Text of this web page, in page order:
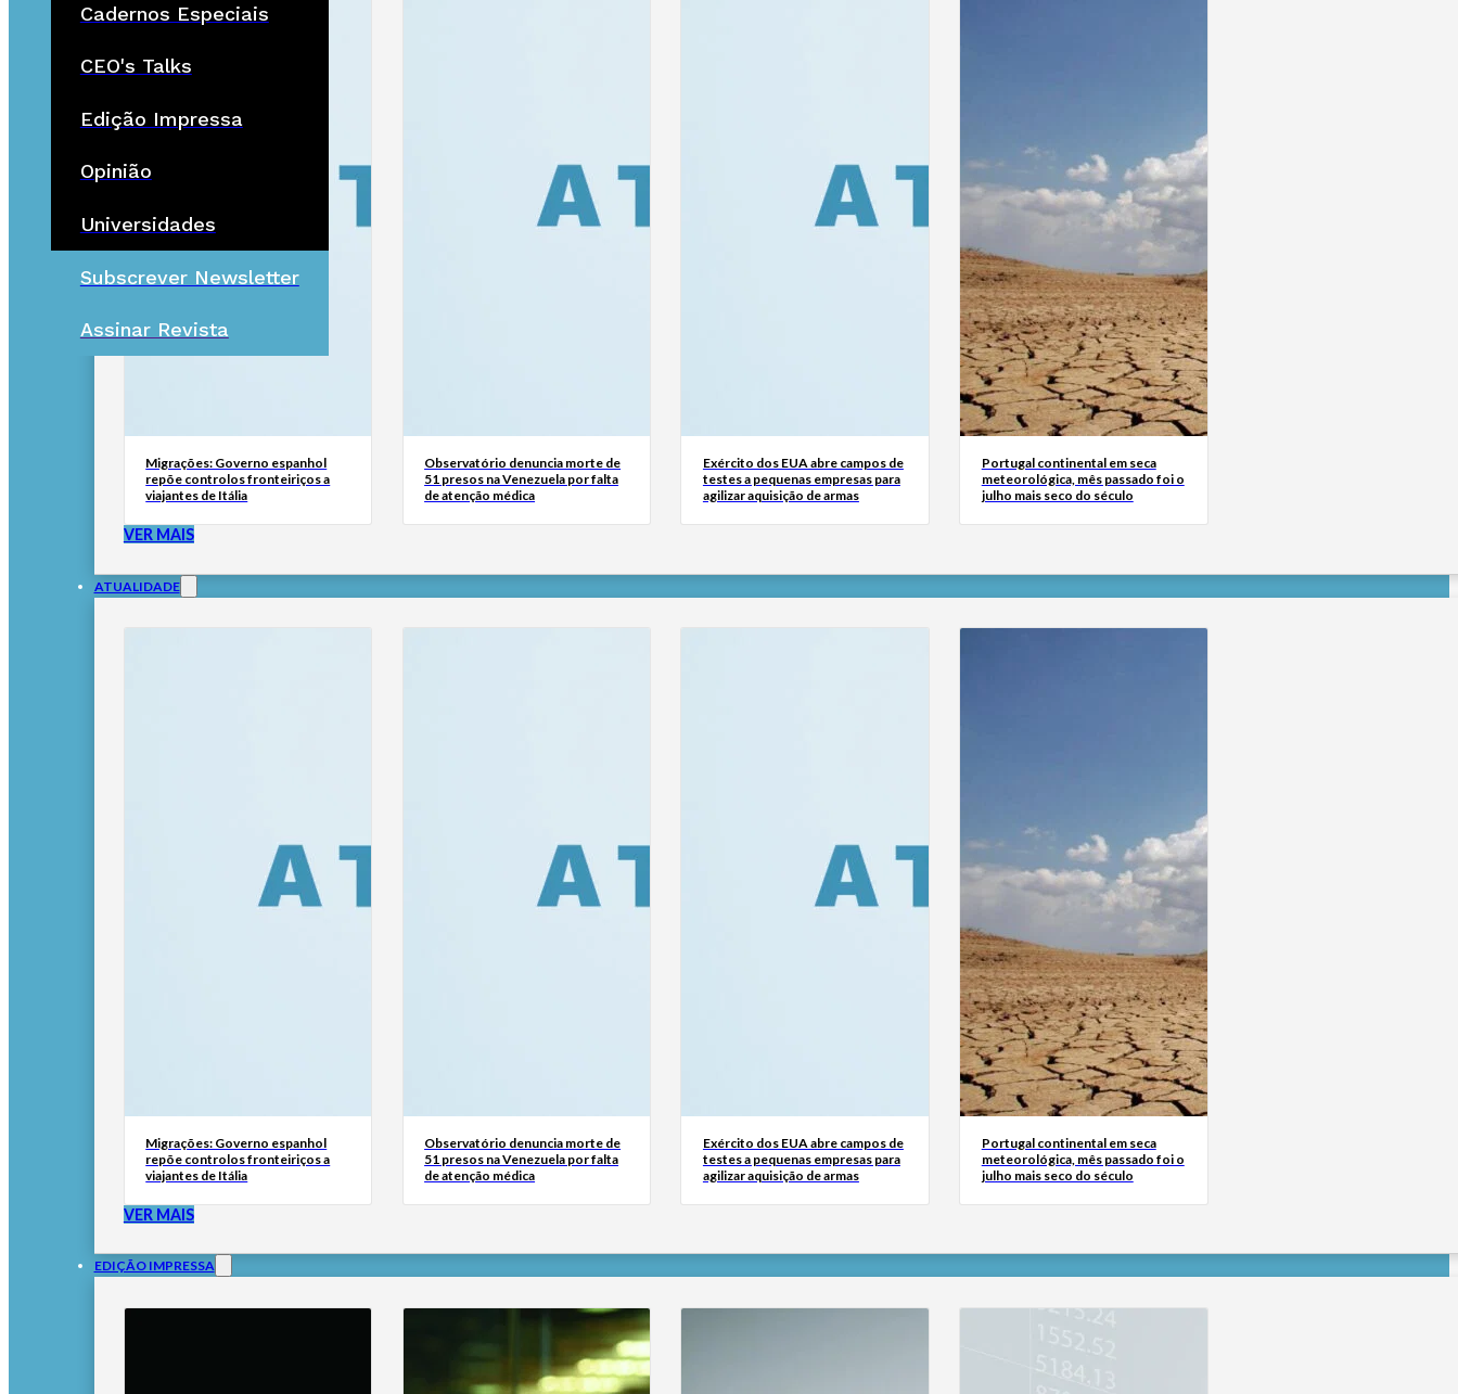
Cadernos Especiais
CEO's Talks
Edição Impressa
Opinião
Universidades
Subscrever Newsletter
Assinar Revista
Migrações: Governo espanhol
repõe controlos fronteiriços a
viajantes de Itália
Observatório denuncia morte de
51 presos na Venezuela por falta
de atenção médica
Exército dos EUA abre campos de
testes a pequenas empresas para
agilizar aquisição de armas
Portugal continental em seca
meteorológica, mês passado foi o
julho mais seco do século
VER MAIS
ATUALIDADE
Migrações: Governo espanhol
repõe controlos fronteiriços a
viajantes de Itália
Observatório denuncia morte de
51 presos na Venezuela por falta
de atenção médica
Exército dos EUA abre campos de
testes a pequenas empresas para
agilizar aquisição de armas
Portugal continental em seca
meteorológica, mês passado foi o
julho mais seco do século
VER MAIS
EDIÇÃO IMPRESSA